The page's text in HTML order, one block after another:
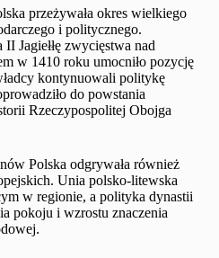
przeżywała okres wielkiego
i politycznego.
Jagiełłę zwycięstwa nad
w 1410 roku umocniło pozycję
kontynuowali politykę
do powstania
Rzeczypospolitej Obojga
Polska odgrywała również
Unia polsko-litewska
w regionie, a polityka dynastii
pokoju i wzrostu znaczenia